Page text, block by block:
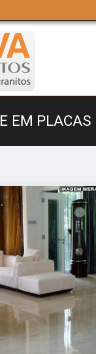
EM PLACAS